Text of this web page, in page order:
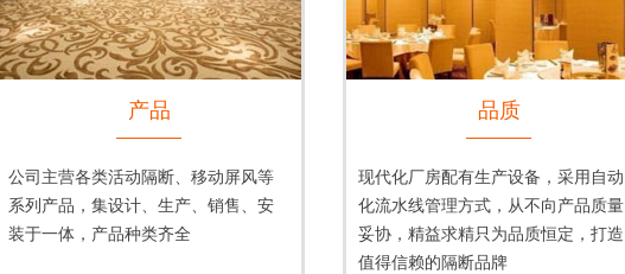
产品
公司主营各类活动隔断、移动屏风等
系列产品，集设计、生产、销售、安
装于一体，产品种类齐全
品质
现代化厂房配有生产设备，采用自动
化流水线管理方式，从不向产品质量
妥协，精益求精只为品质恒定，打造
值得信赖的隔断品牌